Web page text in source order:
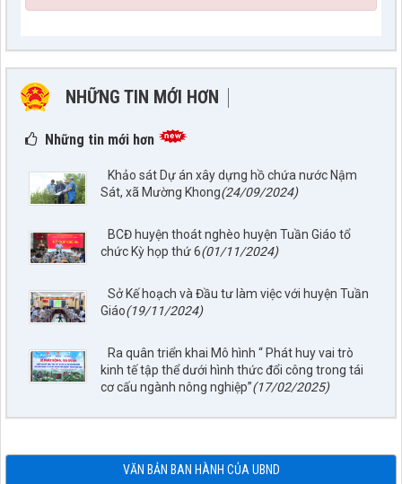
NHỮNG TIN MỚI HƠN
NHỮNG TIN CŨ HƠN
Những tin mới hơn
Khảo sát Dự án xây dựng hồ chứa nước Nậm
Sát, xã Mường Khong(24/09/2024)
BCĐ huyện thoát nghèo huyện Tuần Giáo tổ
chức Kỳ họp thứ 6(01/11/2024)
Sở Kế hoạch và Đầu tư làm việc với huyện Tuần
Giáo(19/11/2024)
Ra quân triển khai Mô hình “ Phát huy vai trò
kinh tế tập thể dưới hình thức đổi công trong tái
cơ cấu ngành nông nghiệp”(17/02/2025)
VĂN BẢN BAN HÀNH CỦA UBND
797./TTPTQĐ-KV2
Về việc đăng tải lên trên Cổng thông tin điện tử của UBND xã
(đợt 6)công trình: Hồ bản phủ thuộc dự án cụm Hồbản Phủ -
Nậm Là tỉnh Điện Biên
lượt xem: 41 | lượt tải:33
1872/KH-UBND
xã Tuần Giáo
lượt xem: 75 | lượt tải:24